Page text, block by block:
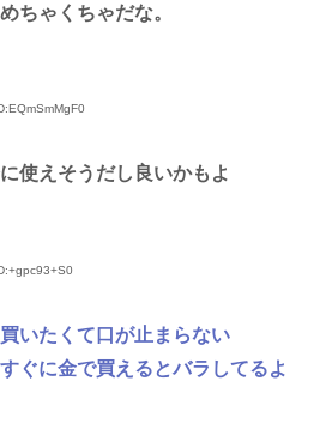
ちゃくちゃだな。
使えそうだし良いかもよ
いたくて口が止まらない
ぐに金で買えるとバラしてるよ